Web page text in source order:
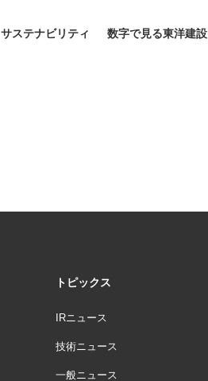
サステナビリティ 数字で見る東洋建設
トピックス
IRニュース
技術ニュース
一般ニュース